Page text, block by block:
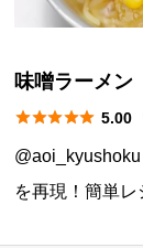
味噌ラーメン
 5.00
@aoi_kyushoku
を再現！簡単